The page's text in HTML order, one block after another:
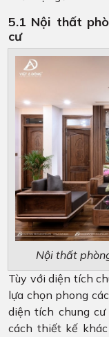
5.1 Nội thất
cư
Nội thất
Tùy với diện tích
lựa chọn phong
diện tích chung
cách thiết kế